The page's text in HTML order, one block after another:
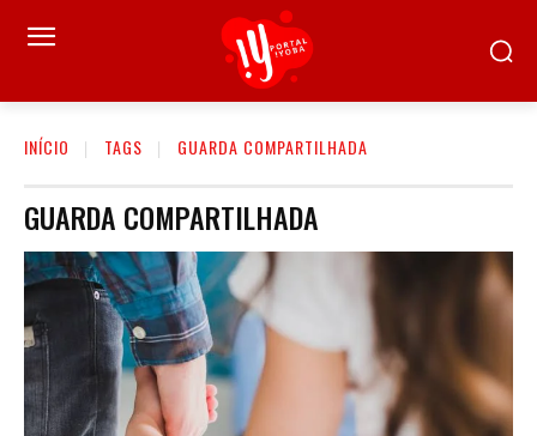
INÍCIO TAGS GUARDA COMPARTILHADA
GUARDA COMPARTILHADA